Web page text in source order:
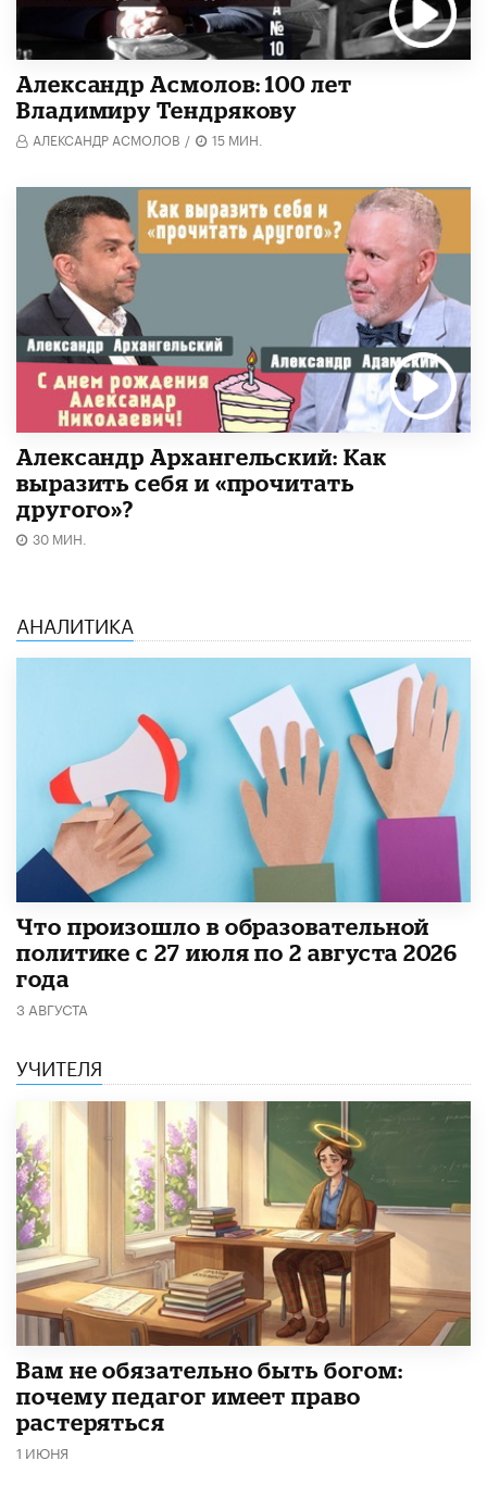
Александр Асмолов: 100 лет
Владимиру Тендрякову
АЛЕКСАНДР АСМОЛОВ / 15 МИН.
Александр Архангельский: Как
выразить себя и «прочитать
другого»?
30 МИН.
АНАЛИТИКА
​Что произошло в образовательной
политике с 27 июля по 2 августа 2026
года
3 АВГУСТА
УЧИТЕЛЯ
​Вам не обязательно быть богом:
почему педагог имеет право
растеряться
1 ИЮНЯ